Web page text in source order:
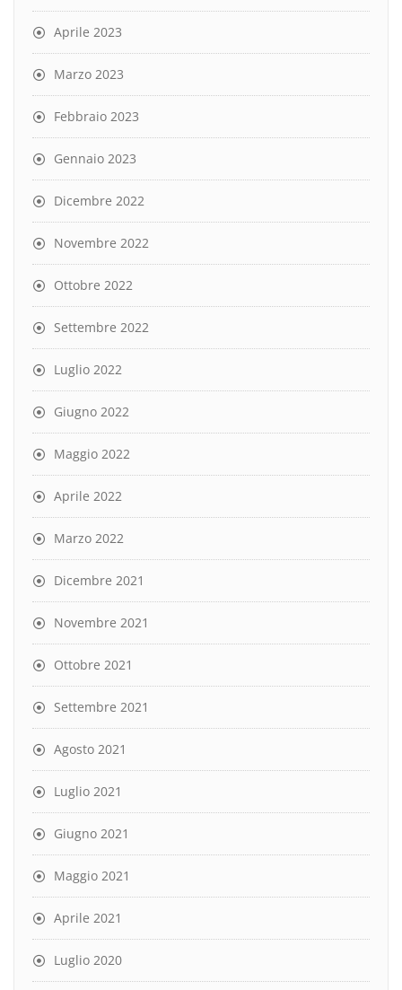
Aprile 2023
Marzo 2023
Febbraio 2023
Gennaio 2023
Dicembre 2022
Novembre 2022
Ottobre 2022
Settembre 2022
Luglio 2022
Giugno 2022
Maggio 2022
Aprile 2022
Marzo 2022
Dicembre 2021
Novembre 2021
Ottobre 2021
Settembre 2021
Agosto 2021
Luglio 2021
Giugno 2021
Maggio 2021
Aprile 2021
Luglio 2020